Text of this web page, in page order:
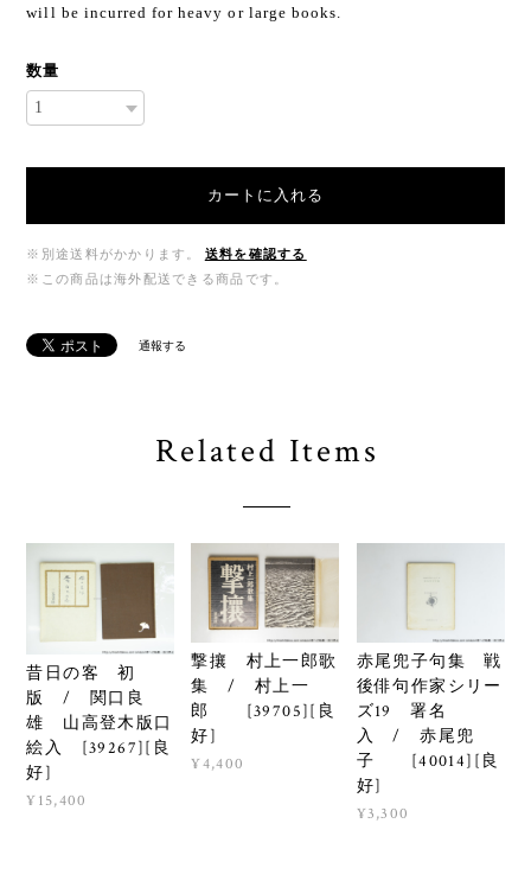
will be incurred for heavy or large books.
数量
カートに入れる
※別途送料がかかります。
送料を確認する
※この商品は海外配送できる商品です。
通報する
Related Items
昔日の客 初
版 / 関口良
雄 山高登木版口
絵入 [39267][良
好]
¥15,400
撃攘 村上一郎歌
集 / 村上一
郎 [39705][良
好]
¥4,400
赤尾兜子句集 戦
後俳句作家シリー
ズ19 署名
入 / 赤尾兜
子 [40014][良
好]
¥3,300